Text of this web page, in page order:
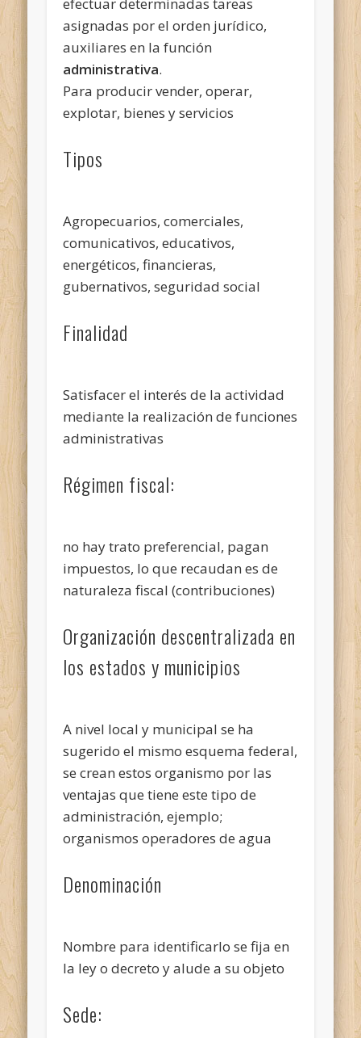
asignadas por el orden jurídico,
auxiliares en la función
administrativa.
Para producir vender, operar,
explotar, bienes y servicios
Tipos
Agropecuarios, comerciales,
comunicativos, educativos,
energéticos, financieras,
gubernativos, seguridad social
Finalidad
Satisfacer el interés de la actividad
mediante la realización de funciones
administrativas
Régimen fiscal:
no hay trato preferencial, pagan
impuestos, lo que recaudan es de
naturaleza fiscal (contribuciones)
Organización descentralizada en
los estados y municipios
A nivel local y municipal se ha
sugerido el mismo esquema federal,
se crean estos organismo por las
ventajas que tiene este tipo de
administración, ejemplo;
organismos operadores de agua
Denominación
Nombre para identificarlo se fija en
la ley o decreto y alude a su objeto
Sede: